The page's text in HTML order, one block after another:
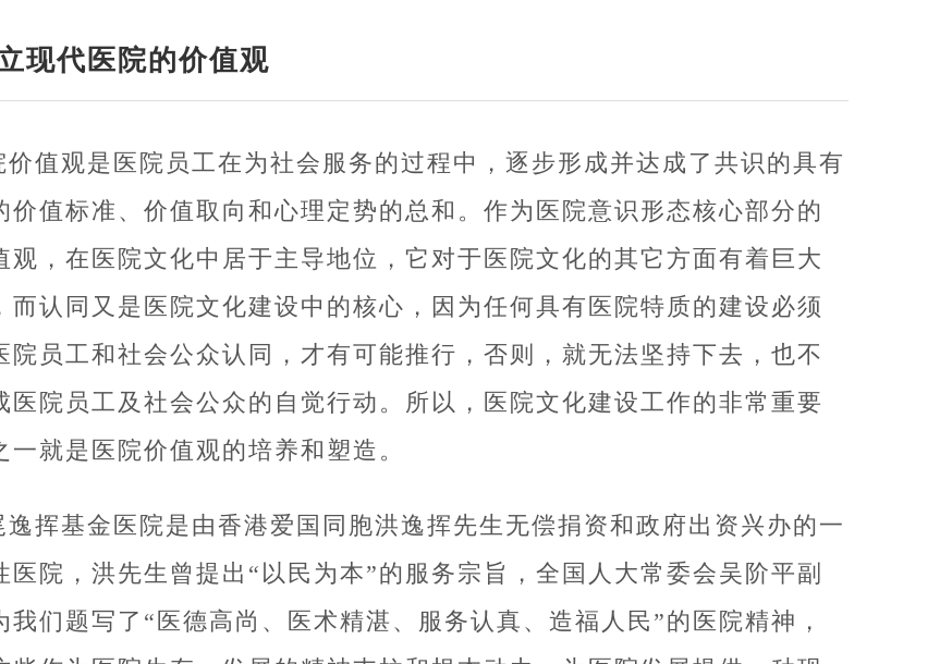
现代医院的价值观
价值观是医院员工在为社会服务的过程中，逐步形成并达成了共识的具有
价值标准、价值取向和心理定势的总和。作为医院意识形态核心部分的
观，在医院文化中居于主导地位，它对于医院文化的其它方面有着巨大
而认同又是医院文化建设中的核心，因为任何具有医院特质的建设必须
院员工和社会公众认同，才有可能推行，否则，就无法坚持下去，也不
医院员工及社会公众的自觉行动。所以，医院文化建设工作的非常重要
一就是医院价值观的培养和塑造。
逸挥基金医院是由香港爱国同胞洪逸挥先生无偿捐资和政府出资兴办的一
医院，洪先生曾提出“以民为本”的服务宗旨，全国人大常委会吴阶平副
我们题写了“医德高尚、医术精湛、服务认真、造福人民”的医院精神，